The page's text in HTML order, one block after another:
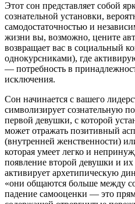
Этот сон представляет собой
сознательной установки,
самодостаточностью и
жизни вы, возможно, цените
возвращает вас в социальный
однокурсниками), где
— потребность в
исключения.
Сон начинается с вашего
символизирует сознательную
первой девушки, с которой
может отражать позитивный
(внутренней женственности)
которая умеет легко и
появление второй девушки и
активирует архетипическую
«они общаются больше между
падение самооценки — это